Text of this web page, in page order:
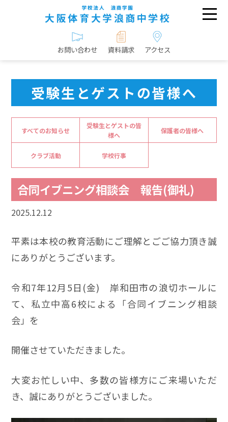
お問い合わせ 資料請求 アクセス
受験生とゲストの皆様へ
すべてのお知らせ
受験生とゲストの皆
様へ
保護者の皆様へ
クラブ活動 学校行事
合同イブニング相談会 報告(御礼)
2025.12.12
平素は本校の教育活動にご理解とごご協力頂き誠
にありがとうございます。
令和7年12月5日(金) 岸和田市の浪切ホールに
て、私立中高6校による「合同イブニング相談
会」を
開催させていただきました。
大変お忙しい中、多数の皆様方にご来場いただ
き、誠にありがとうございました。